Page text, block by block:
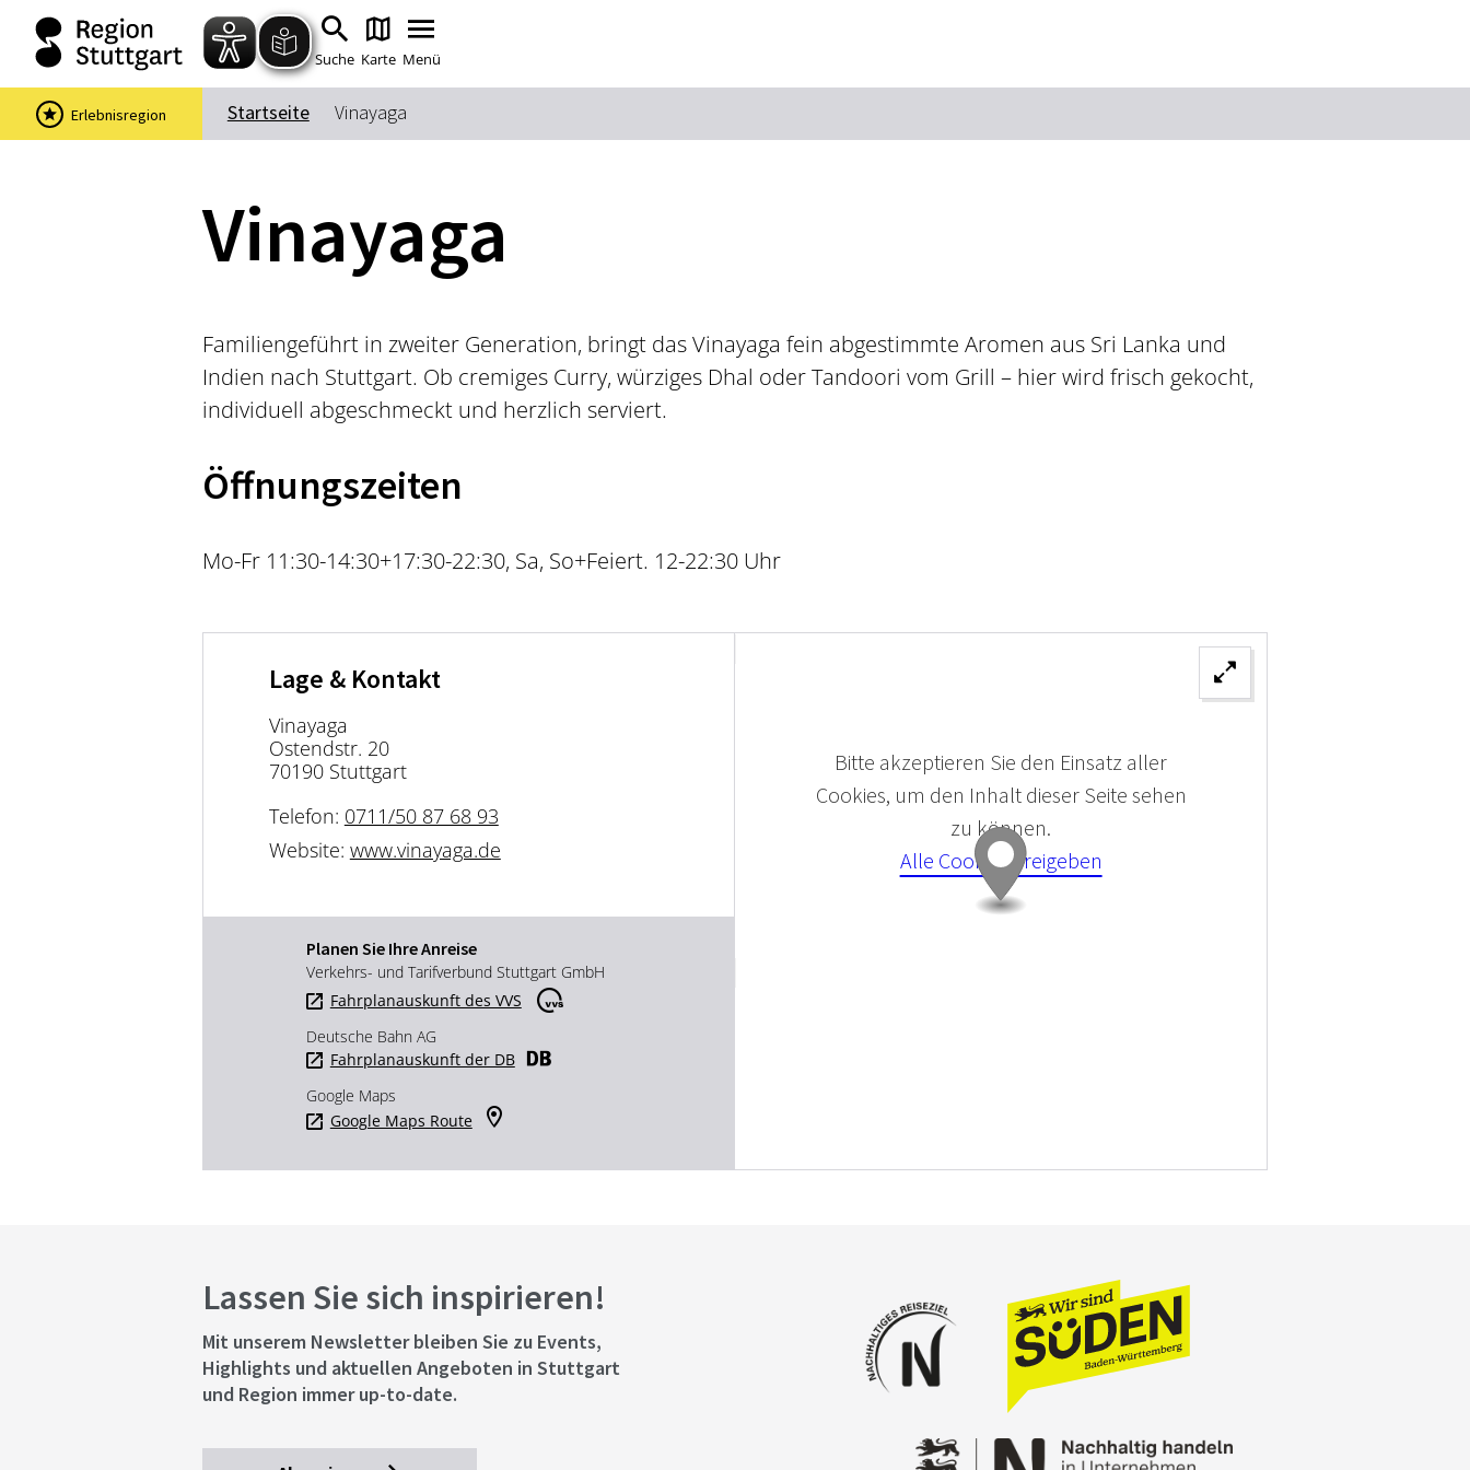
Suche Karte Menü
Suchbegriff
Wein
Wandern
Startseite Vinayaga
Erlebnisregion
Vinayaga
Familiengeführt in zweiter Generation, bringt das Vinayaga fein abgestimmte Aromen aus Sri Lanka und
Indien nach Stuttgart. Ob cremiges Curry, würziges Dhal oder Tandoori vom Grill – hier wird frisch gekocht,
individuell abgeschmeckt und herzlich serviert.
Öffnungszeiten
Mo-Fr 11:30-14:30+17:30-22:30, Sa, So+Feiert. 12-22:30 Uhr
Lage & Kontakt
Vinayaga
Ostendstr. 20
70190 Stuttgart
Telefon: 0711/50 87 68 93
Website: www.vinayaga.de
Planen Sie Ihre Anreise
Verkehrs- und Tarifverbund Stuttgart GmbH
Fahrplanauskunft des VVS
Deutsche Bahn AG
Fahrplanauskunft der DB
Google Maps
Google Maps Route
Bitte akzeptieren Sie den Einsatz aller
Cookies, um den Inhalt dieser Seite sehen
zu können.
Alle Cookies Freigeben
Lassen Sie sich inspirieren!
Mit unserem Newsletter bleiben Sie zu Events,
Highlights und aktuellen Angeboten in Stuttgart
und Region immer up-to-date.